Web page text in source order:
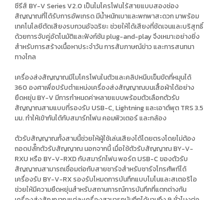
ซีรีส์ BY-V Series V2.0 เป็นไมโครโฟนไร้สายแบบสองช่อง
สัญญาณที่ได้รับการอัพเกรด มีน้ำหนักเบาและพกพาสะดวก มาพร้อม
เทคโนโลยีตัดเสียงรบกวนอัจฉริยะ ช่วยให้ได้เสียงที่ชัดเจนและบริสุทธิ์
ด้วยการจับคู่อัตโนมัติและฟังก์ชัน plug-and-play จึงเหมาะอย่างยิ่ง
สำหรับการสร้างเนื้อหาประจำวัน การสัมภาษณ์ข่าว และการสนทนา
ทางไกล
เครื่องส่งสัญญาณมีไมโครโฟนในตัวและคลิปหนีบเข็มขัดที่หมุนได้
360 องศาเพื่อปรับตำแหน่งเครื่องส่งสัญญาณบนเสื้อผ้าได้อย่าง
ยืดหยุ่น BY-V มีการกำหนดค่าหลายแบบพร้อมตัวเลือกตัวรับ
สัญญาณสามแบบที่รองรับ USB-C, Lightning และเอาต์พุต TRS 3.5
มม. ทำให้เข้ากันได้กับสมาร์ทโฟน คอมพิวเตอร์ และกล้อง
ตัวรับสัญญาณทั้งสามนี้ช่วยให้ผู้ใช้เล่นเสียงได้โดยตรงโดยไม่ต้อง
ถอดปลั๊กตัวรับสัญญาณ นอกจากนี้ เมื่อใช้ตัวรับสัญญาณ BY-V-
RXU หรือ BY-V-RXD กับสมาร์ทโฟน พอร์ต USB-C ของตัวรับ
สัญญาณสามารถเชื่อมต่อกับสายชาร์จสำหรับชาร์จโทรศัพท์ได้
เครื่องรับ BY-V-RX รองรับโหมดการบันทึกแบบโมโนและสเตอริโอ
ช่วยให้มีความยืดหยุ่นสำหรับสถานการณ์การบันทึกที่แตกต่างกัน